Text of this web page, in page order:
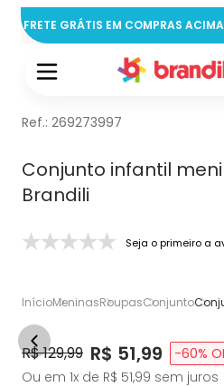
FRETE GRÁTIS EM COMPRAS
Ref.: 269273997
Conjunto infantil
Brandili
Seja o primeiro a
InícioMeninasRoupasConjunto
Original Price:
R$ 129,99 Price:
R$ 51,99 -60%
Ou em 1x de R$ 51,99 sem juros